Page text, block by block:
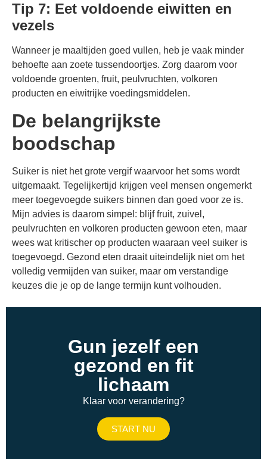
Tip 7: Eet voldoende eiwitten en
vezels
Wanneer je maaltijden goed vullen, heb je vaak minder
behoefte aan zoete tussendoortjes. Zorg daarom voor
voldoende groenten, fruit, peulvruchten, volkoren
producten en eiwitrijke voedingsmiddelen.
De belangrijkste
boodschap
Suiker is niet het grote vergif waarvoor het soms wordt
uitgemaakt. Tegelijkertijd krijgen veel mensen ongemerkt
meer toegevoegde suikers binnen dan goed voor ze is.
Mijn advies is daarom simpel: blijf fruit, zuivel,
peulvruchten en volkoren producten gewoon eten, maar
wees wat kritischer op producten waaraan veel suiker is
toegevoegd. Gezond eten draait uiteindelijk niet om het
volledig vermijden van suiker, maar om verstandige
keuzes die je op de lange termijn kunt volhouden.
Gun jezelf een
gezond en fit
lichaam
Klaar voor verandering?
START NU